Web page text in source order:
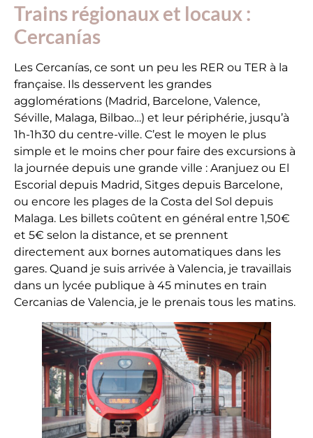
Trains régionaux et locaux :
Cercanías
Les Cercanías, ce sont un peu les RER ou TER à la
française. Ils desservent les grandes
agglomérations (Madrid, Barcelone, Valence,
Séville, Malaga, Bilbao…) et leur périphérie, jusqu’à
1h-1h30 du centre-ville. C’est le moyen le plus
simple et le moins cher pour faire des excursions à
la journée depuis une grande ville : Aranjuez ou El
Escorial depuis Madrid, Sitges depuis Barcelone,
ou encore les plages de la Costa del Sol depuis
Malaga. Les billets coûtent en général entre 1,50€
et 5€ selon la distance, et se prennent
directement aux bornes automatiques dans les
gares. Quand je suis arrivée à Valencia, je travaillais
dans un lycée publique à 45 minutes en train
Cercanias de Valencia, je le prenais tous les matins.